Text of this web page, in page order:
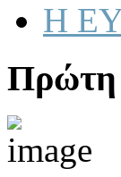
Η
Πρώτη